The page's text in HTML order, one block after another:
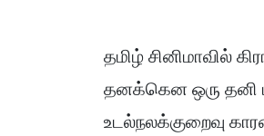
தமிழ் சினிமாவில்
தனக்கென ஒரு தனி
உடல்நலக்குறைவு